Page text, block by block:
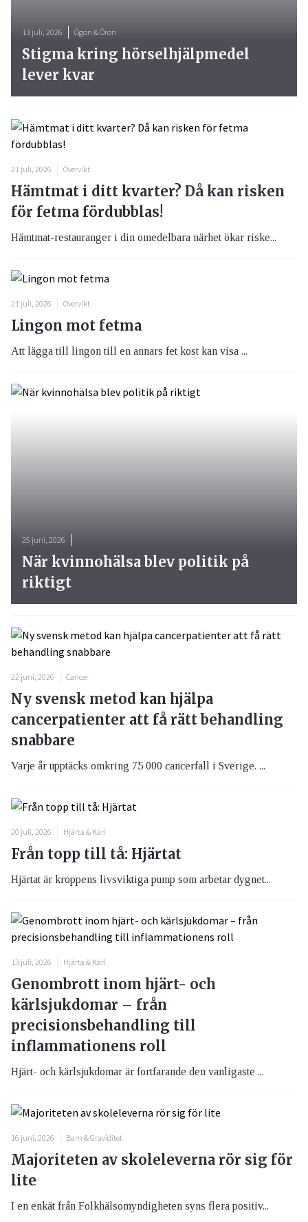
21 juli, 2026 Övervikt
Hämtmat i ditt kvarter? Då kan risken
för fetma fördubblas!
Hämtmat-restauranger i din omedelbara närhet ökar riske...
21 juli, 2026 Övervikt
Lingon mot fetma
Att lägga till lingon till en annars fet kost kan visa ...
13 juli, 2026 Ögon & Öron
Stigma kring hörselhjälpmedel
lever kvar
25 juni, 2026
När kvinnohälsa blev politik på
riktigt
22 juni, 2026 Cancer
Ny svensk metod kan hjälpa
cancerpatienter att få rätt behandling
snabbare
Varje år upptäcks omkring 75 000 cancerfall i Sverige. ...
20 juli, 2026 Hjärta & Kärl
Från topp till tå: Hjärtat
Hjärtat är kroppens livsviktiga pump som arbetar dygnet...
13 juli, 2026 Hjärta & Kärl
Genombrott inom hjärt- och
kärlsjukdomar – från
precisionsbehandling till
inflammationens roll
Hjärt- och kärlsjukdomar är fortfarande den vanligaste ...
16 juni, 2026 Barn & Graviditet
Majoriteten av skoleleverna rör sig för
lite
I en enkät från Folkhälsomyndigheten syns flera positiv...